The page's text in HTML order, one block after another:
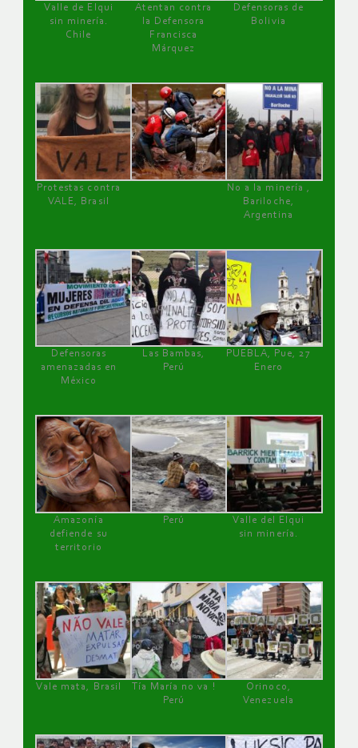
Valle de Elqui
sin minería.
Chile
Atentan contra
la Defensora
Francisca
Márquez
Defensoras de
Bolivia
Protestas contra
VALE, Brasil
No a la minería ,
Bariloche,
Argentina
Defensoras
amenazadas en
México
Las Bambas,
Perú
PUEBLA, Pue, 27
Enero
Amazonía
defiende su
territorio
Perú
Valle del Elqui
sin minería.
Vale mata, Brasil
Tía María no va !
Perú
Orinoco,
Venezuela